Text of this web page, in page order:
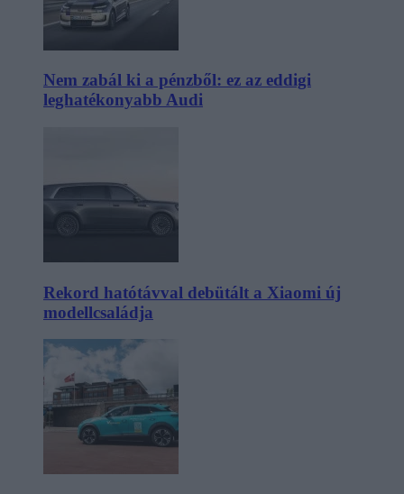
Nem zabál ki a pénzből: ez az eddigi
leghatékonyabb Audi
Rekord hatótávval debütált a Xiaomi új
modellcsaládja